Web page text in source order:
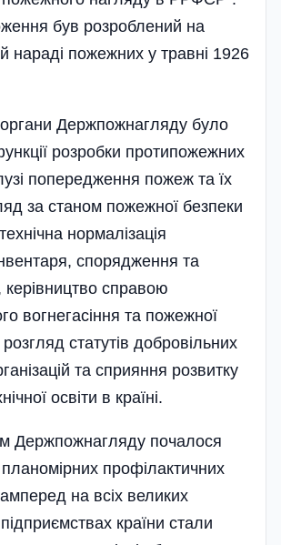
був розроблений на
нараді пожежних у травні 1926
Держпожнагляду було
розробки протипожежних
попередження пожеж та їх
за станом пожежної безпеки
нормалізація
спорядження та
справою
вогнегасіння та пожежної
розгляд статутів добровільних
та сприяння розвитку
освіти в країні.
Держпожнагляду почалося
профілактичних
на всіх великих
країни стали